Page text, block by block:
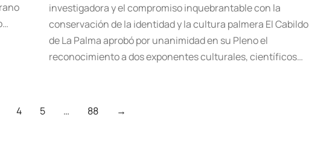
investigadora y el compromiso inquebrantable con la
conservación de la identidad y la cultura palmera El Cabildo
de La Palma aprobó por unanimidad en su Pleno el
reconocimiento a dos exponentes culturales, científicos…
4 5 … 88 →